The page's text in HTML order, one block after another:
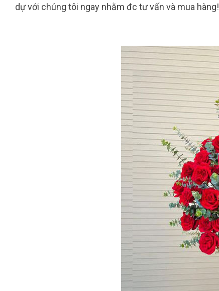
dự với chúng tôi ngay nhằm đc tư vấn và mua hàng!